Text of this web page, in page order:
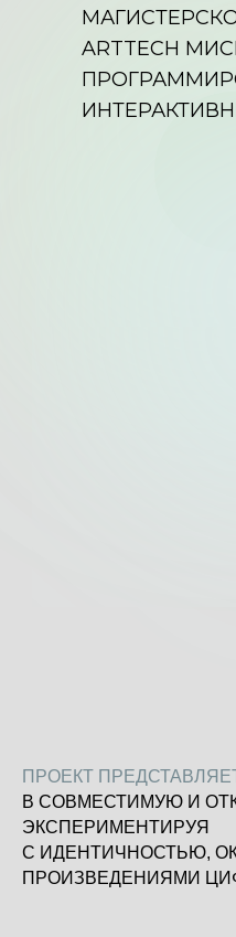
ARTTECH
ПРОЕКТ
В СОВМЕСТИМУЮ И
ЭКСПЕРИМЕНТИРУЯ
С ИДЕНТИЧНОСТЬЮ,
ПРОИЗВЕДЕНИЯМИ